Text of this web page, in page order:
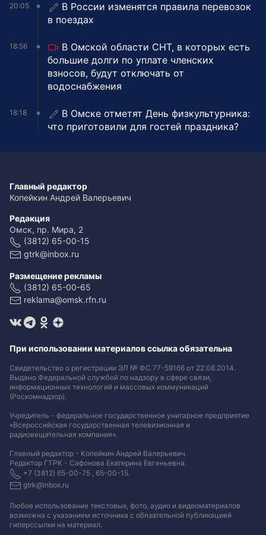
20:05
В России изменятся правила перевозок
в поездах
18:56
В Омской области СНТ, в которых есть
большие долги по уплате членских
взносов, будут отключать от
водоснабжения
18:18
В Омске отметят День физкультурника:
что приготовили для гостей праздника?
Главный редактор
Копейкин Андрей Валерьевич
Редакция
Омск, пр. Мира, 2
(3812) 65-00-15
gtrk@inbox.ru
Размещение рекламы
(3812) 65-00-65
reklama@omsk.rfn.ru
При использовании материалов ссылка обязательна
Свидетельство о регистрации ЭЛ № ФС 77-59166 от 22.08.2014.
Выдано Федеральной службой по надзору в сфере связи,
информационных технологий и массовых коммуникаций
(Роскомнадзор).
Учредитель - федеральное государственное унитарное предприятие
«Всероссийская государственная телевизионная и
радиовещательная компания».
Главный редактор - Копейкин Андрей Валерьевич.
Редактор ГТРК - Сафонова Екатерина Евгеньевна.
+7 (3812) 65-00-75 , 65-00-15.
gtrk@inbox.ru
Любое использование текстовых, фото, аудио и видеоматериалов
возможна с указанием источника с обязательной публикацией
гиперссылки на материал.